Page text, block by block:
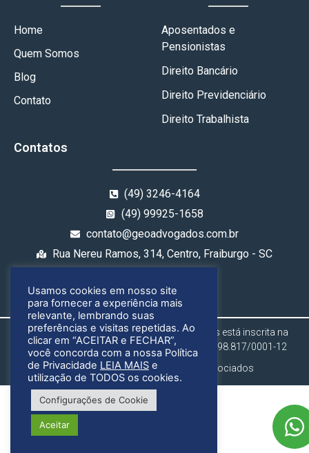
Home
Quem Somos
Blog
Contato
Aposentados e
Pensionistas
Direito Bancário
Direito Previdenciário
Direito Trabalhista
Contatos
(49) 3246-4164
(49) 99925-1658
contato@geoadvogados.com.br
Rua Nereu Ramos, 314, Centro, Fraiburgo - SC
Gregório & Ognibene Advogados Associados está inscrita na
OAB/SC sob o n° 4929/2019 e no CNPJ: 34.998.817/0001-12
Gregório & Ognibene Advogados Associados
Usamos cookies em nosso site
para fornecer a experiência mais
relevante, lembrando suas
preferências e visitas repetidas. Ao
clicar em “ACEITAR e FECHAR”,
você concorda com a nossa Política
de Privacidade LEIA MAIS e
utilização de TODOS os cookies.
Configurações de Cookie
Aceitar